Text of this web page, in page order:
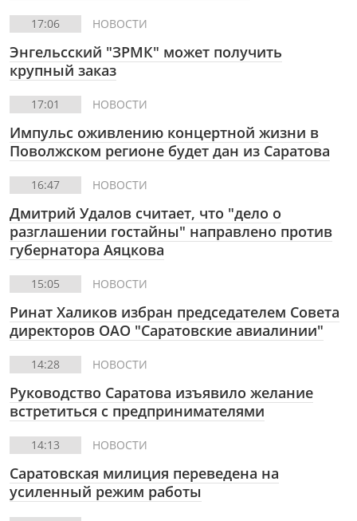
17:06 НОВОСТИ
Энгельсский "ЗРМК" может получить
крупный заказ
17:01 НОВОСТИ
Импульс оживлению концертной жизни в
Поволжском регионе будет дан из Саратова
16:47 НОВОСТИ
Дмитрий Удалов считает, что "дело о
разглашении гостайны" направлено против
губернатора Аяцкова
15:05 НОВОСТИ
Ринат Халиков избран председателем Совета
директоров ОАО "Саратовские авиалинии"
14:28 НОВОСТИ
Руководство Саратова изъявило желание
встретиться с предпринимателями
14:13 НОВОСТИ
Саратовская милиция переведена на
усиленный режим работы